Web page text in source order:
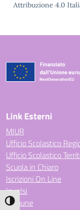
Attiva/disattiva alto
Attribuzione 4.0
Link Esterni
MIUR
Ufficio Scolastico
Ufficio Scolastico
Scuola in Chiaro
Iscrizioni On Line
Invalsi
Comune